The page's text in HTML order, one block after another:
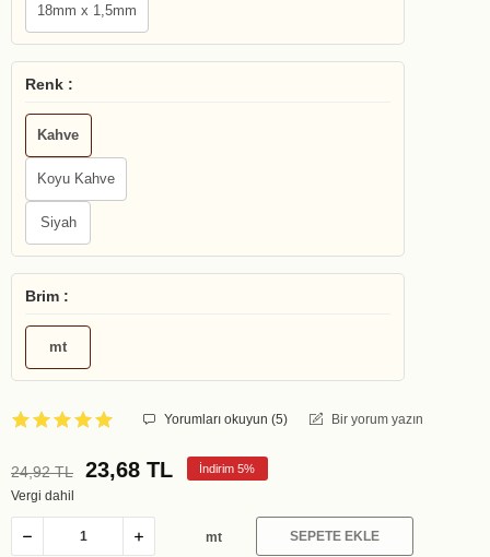
18mm x 1,5mm
Renk :
Kahve
Koyu Kahve
Siyah
Brim :
mt
Yorumları okuyun (5) Bir yorum yazın
24,92 TL 23,68 TL İndirim 5%
Vergi dahil
mt SEPETE EKLE